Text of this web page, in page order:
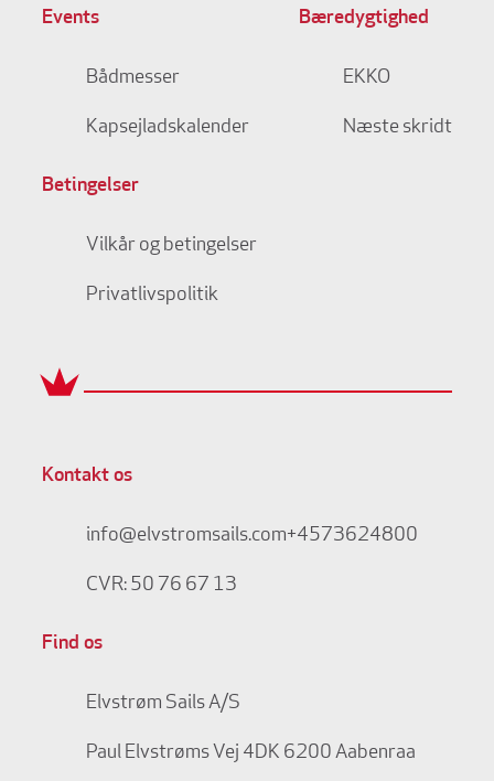
Events
Bådmesser
Kapsejladskalender
Bæredygtighed
EKKO
Næste skridt
Betingelser
Vilkår og betingelser
Privatlivspolitik
Kontakt os
info@elvstromsails.com+4573624800
CVR: 50 76 67 13
Find os
Elvstrøm Sails A/S
Paul Elvstrøms Vej 4DK 6200 Aabenraa